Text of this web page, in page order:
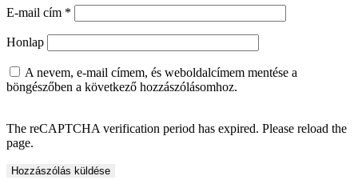
E-mail cím *
Honlap
A nevem, e-mail címem, és weboldalcímem mentése a
böngészőben a következő hozzászólásomhoz.
The reCAPTCHA verification period has expired. Please reload the
page.